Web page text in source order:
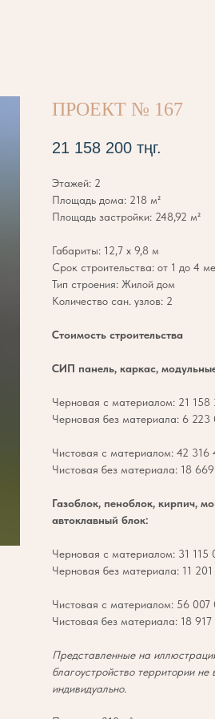
ПРОЕКТ № 167
21 158 200 тңг.
Этажей: 2
Площадь дома: 218 м²
Площадь застройки: 248,92 м²
Габариты: 12,7 х 9,8 м
Срок строительства: от 1 до 4
Тип строения: Жилой дом
Количество сан. узлов: 2
Стоимость строительства
СИП панель, каркас,
Черновая с материалом: 21 158
Черновая без материала: 6 223
Чистовая с материалом: 42 316
Чистовая без материала: 18
Газоблок, пеноблок, кирпич,
автоклавный блок:
Черновая с материалом: 31 115
Черновая без материала: 11 201
Чистовая с материалом: 56 007
Чистовая без материала: 18 917
Представленные на
благоустройство территории
индивидуально.